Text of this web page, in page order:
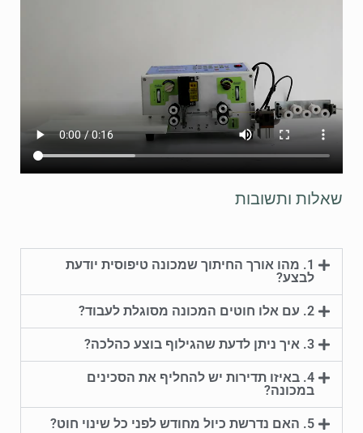
שאלות ותשובות
1. מהו אורך החיתוך שמכונה טיפוסית יודעת
לבצע?
2. עם אלו חוטים המכונה מסוגלת לעבוד?
3. איך ניתן לדעת שהגילוף בוצע כהלכה?
4. באיזו תדירות יש להחליף את הסכינים
במכונה?
5. האם נדרשת כיול מחודש לפני כל שינוי חוט?